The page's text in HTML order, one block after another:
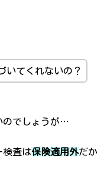
いてくれないの？
のでしょうが…
検査は保険適用外だか